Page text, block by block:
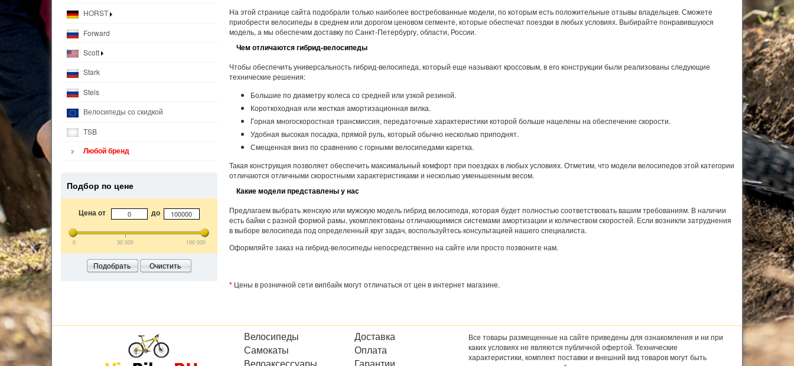
На этой странице сайта подобрали только наиболее востребованные модели, по которым есть положительные отзывы владельцев. Сможете
приобрести велосипеды в среднем или дорогом ценовом сегменте, которые обеспечат поездки в любых условиях. Выбирайте понравившуюся
модель, а мы обеспечим доставку по Санкт-Петербургу, области, России.
Чем отличаются гибрид-велосипеды
Чтобы обеспечить универсальность гибрид-велосипеда, который еще называют кроссовым, в его конструкции были реализованы следующие
технические решения:
Большие по диаметру колеса со средней или узкой резиной.
Короткоходная или жесткая амортизационная вилка.
Горная многоскоростная трансмиссия, передаточные характеристики которой больше нацелены на обеспечение скорости.
Удобная высокая посадка, прямой руль, который обычно несколько приподнят.
Смещенная вниз по сравнению с горными велосипедами каретка.
Такая конструкция позволяет обеспечить максимальный комфорт при поездках в любых условиях. Отметим, что модели велосипедов этой категории
отличаются отличными скоростными характеристиками и несколько уменьшенным весом.
Какие модели представлены у нас
Предлагаем выбрать женскую или мужскую модель гибрид велосипеда, которая будет полностью соответствовать вашим требованиям. В наличии
есть байки с разной формой рамы, укомплектованы отличающимися системами амортизации и количеством скоростей. Если возникли затруднения
в выборе велосипеда под определенный круг задач, воспользуйтесь консультацией нашего специалиста.
Оформляйте заказ на гибрид-велосипеды непосредственно на сайте или просто позвоните нам.
* Цены в розничной сети випбайк могут отличаться от цен в интернет магазине.
HORST
Forward
Scott
Stark
Stels
Велосипеды со скидкой
TSB
Любой бренд
Подбор по цене
Цена от до
0 30 000 100 000
Подобрать Очистить
Велосипеды
Самокаты
Доставка
Оплата
Все товары размещенные на сайте приведены для ознакомления и ни при
каких условиях не являются публичной офертой. Технические
характеристики, комплект поставки и внешний вид товаров могут быть